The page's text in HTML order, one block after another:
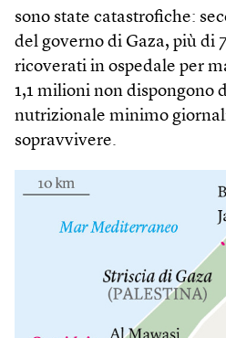
sono state catastrofiche:
del governo di Gaza, più di
ricoverati in ospedale per
1,1 milioni non dispongono
nutrizionale minimo
sopravvivere.